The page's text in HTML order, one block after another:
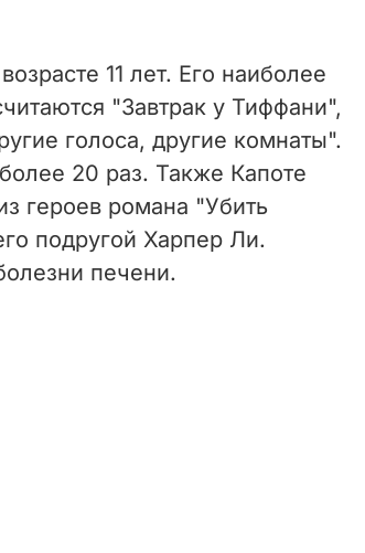
11 лет. Его наиболее
"Завтрак у Тиффани",
голоса, другие комнаты".
20 раз. Также Капоте
героев романа "Убить
подругой Харпер Ли.
печени.